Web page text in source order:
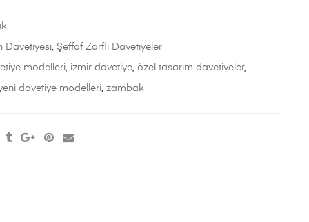
Davetiyesi,Şeffaf Zarflı Davetiyeler
modelleri, izmir davetiye,özel tasarım davetiyeler,
davetiye modelleri,zambak